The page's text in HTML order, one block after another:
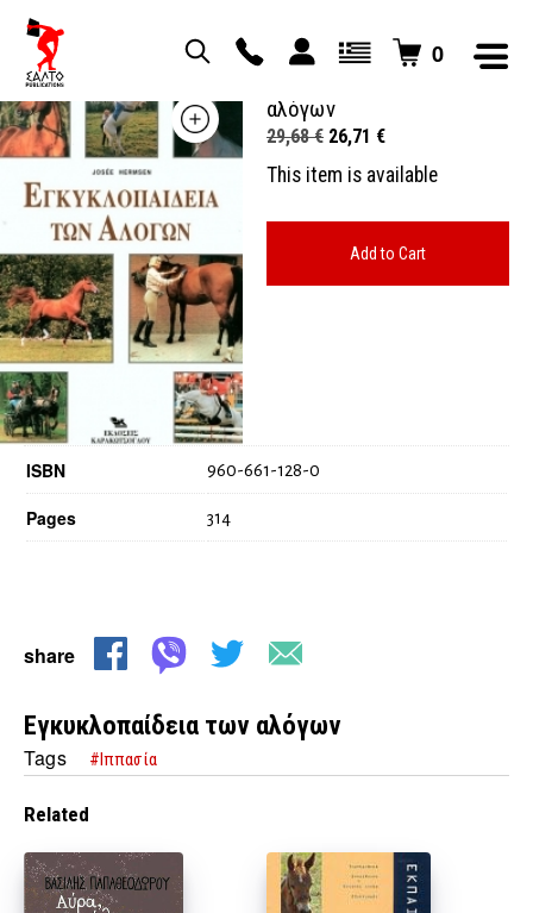
0
αλόγων
29,68€ Original
price
29,68 €.
26,71 €Current
price
26,71 €.
This item is available
Add to Cart
ISBN 960-661-128-0
Pages 314
share
Εγκυκλοπαίδεια των αλόγων
Tags #Ιππασία
Related